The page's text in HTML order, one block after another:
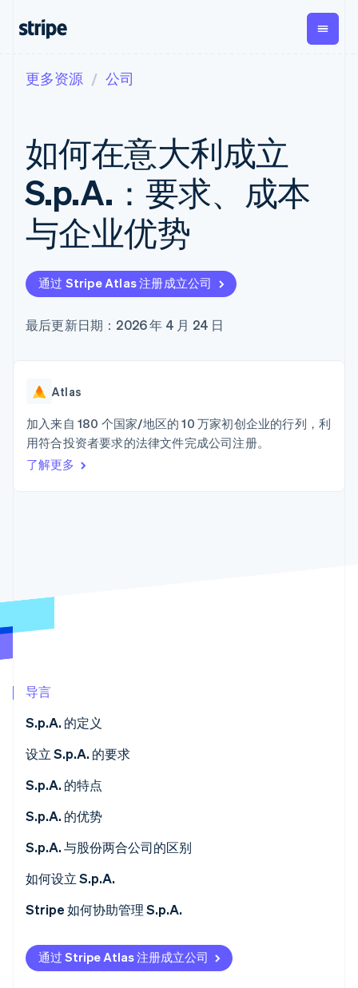
支付
在线支付
Managed
Payments
备案商家解决
方案
Payment links
无代码支付
预构建支付界
面
Elements
灵活的 UI 组件
Payment
接入 125+ 种支
Terminal
Authorization
Boost
支付成功率优
化
加速结账
经常性收入
Metronome
按用量计费
Subscriptions
订阅管理
Invoicing
一次性或定期
Tax
销售税和增值
税自动化
Revenue
Recognition
Stripe Sigma
Global
Payouts
向第三
方打款
Crypto
欺诈防范
Climate
按企业阶段
按应用场景
智能体商务
加密货币
电子商务
嵌入式金融
财务自动化
全球化企业
交易市场
按行业
游戏
文档
库与 SDK
Stripe Apps
指南
接受线上付款
实施预置结账流程
构建平台或交易市场
管理订阅
发行稳定币支持的支付卡
资源
应用集成
API 状态
学习
指南
支持
获取支持
托管支持方案
专业服务
公司
Stripe Press
更多资源 公司
如何在意大利成立
S.p.A.：要求、成本
与企业优势
通过 Stripe Atlas 注册成立公司
最后更新日期：2026 年 4 月 24 日
Atlas
加入来自 180 个国家/地区的 10 万家初创企业的行列，利
用符合投资者要求的法律文件完成公司注册。
了解更多
导言
S.p.A. 的定义
设立 S.p.A. 的要求
最低股本
公司章程与细则
股东
商业登记注册
S.p.A. 的特点
有限责任
资本划分为股份
公证文书
公司机构
透明度与监管检查
S.p.A. 的优势
融资渠道
市场信誉
扩张性
公司持续性
设立 S.p.A. 的成本是多少？
S.p.A. 与股份两合公司的区别
投资者
治理
S.r.l. 与 S.p.A. 有何区别？
如何设立 S.p.A.
Stripe 如何协助管理 S.p.A.
Stripe Connect
Stripe Tax
通过 Stripe Atlas 注册成立公司